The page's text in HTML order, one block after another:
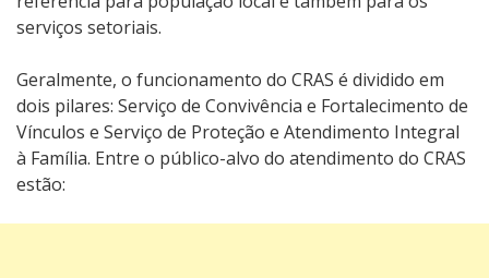
serviços setoriais.
Geralmente, o funcionamento do CRAS é dividido em
dois pilares: Serviço de Convivência e Fortalecimento de
Vínculos e Serviço de Proteção e Atendimento Integral
à Família. Entre o público-alvo do atendimento do CRAS
estão: